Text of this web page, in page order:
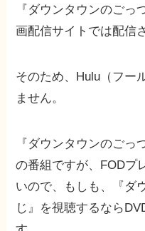
『ダウンタウンのご
画配信サイトでは配信
そのため、Hulu（フー
ません。
『ダウンタウンのご
の番組ですが、FODプ
いので、もしも、『ダ
じ』を視聴するなら